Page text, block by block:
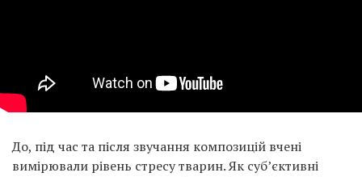
До, під час та після звучання композицій вчені
вимірювали рівень стресу тварин. Як суб’єктивні